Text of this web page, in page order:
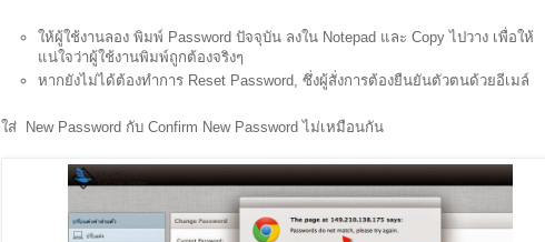
ให้ผู้ใช้งานลอง พิมพ์ Password ปัจจุบัน ลงใน Notepad และ Copy ไปวาง เพื่อให้
แน่ใจว่าผู้ใช้งานพิมพ์ถูกต้องจริงๆ
หากยังไม่ได้ต้องทำการ Reset Password, ซึ่งผู้สั่งการต้องยืนยันตัวตนด้วยอีเมล์
ใส่ New Password กับ Confirm New Password ไม่เหมือนกัน